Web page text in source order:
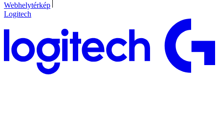
Webhelytérkép
Logitech